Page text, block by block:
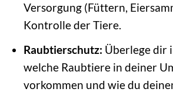
Versorgung (Füttern,
Kontrolle der Tiere.
Raubtierschutz: Überlege dir
welche Raubtiere in deiner
vorkommen und wie du